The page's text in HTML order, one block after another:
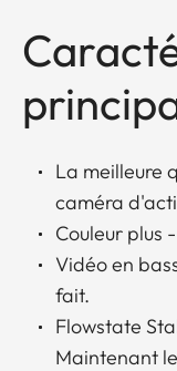
La meilleure
caméra
Couleur plus
Vidéo en
fait.
Flowstate
Maintenant